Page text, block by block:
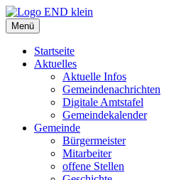
Zum
Inhalt
springen
Menü
Startseite
Aktuelles
Aktuelle Infos
Gemeindenachrichten
Digitale Amtstafel
Gemeindekalender
Gemeinde
Bürgermeister
Mitarbeiter
offene Stellen